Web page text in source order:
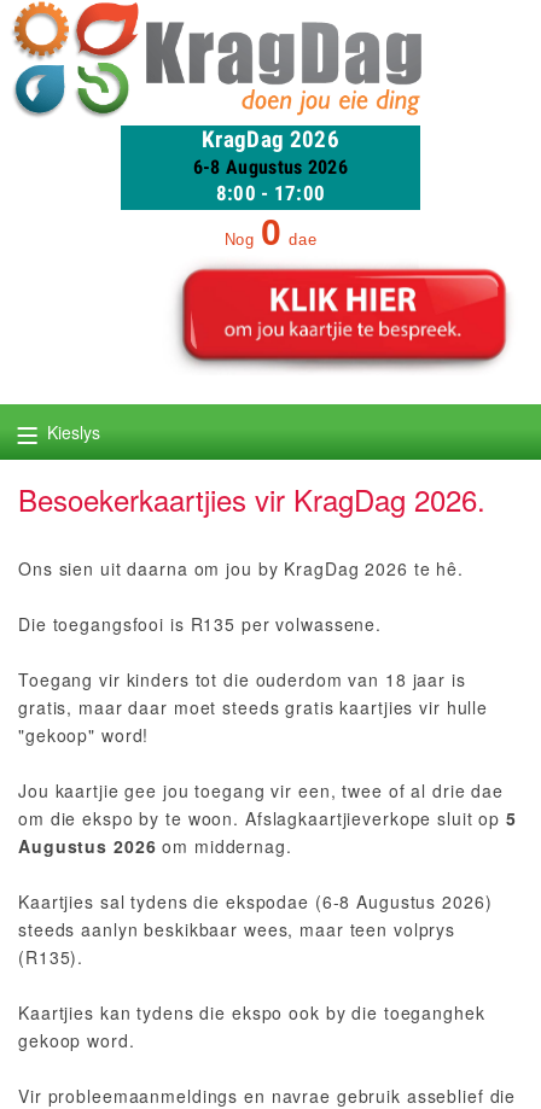
KragDag 2026
6-8 Augustus 2026
8:00 - 17:00
Nog 0 dae
≡ Kieslys
Besoekerkaartjies vir KragDag 2026.
Ons sien uit daarna om jou by KragDag 2026 te hê.
Die toegangsfooi is R135 per volwassene.
Toegang vir kinders tot die ouderdom van 18 jaar is
gratis, maar daar moet steeds gratis kaartjies vir hulle
"gekoop" word!
Jou kaartjie gee jou toegang vir een, twee of al drie dae
om die ekspo by te woon. Afslagkaartjieverkope sluit op 5
Augustus 2026 om middernag.
Kaartjies sal tydens die ekspodae (6-8 Augustus 2026)
steeds aanlyn beskikbaar wees, maar teen volprys
(R135).
Kaartjies kan tydens die ekspo ook by die toeganghek
gekoop word.
Vir probleemaanmeldings en navrae gebruik asseblief die